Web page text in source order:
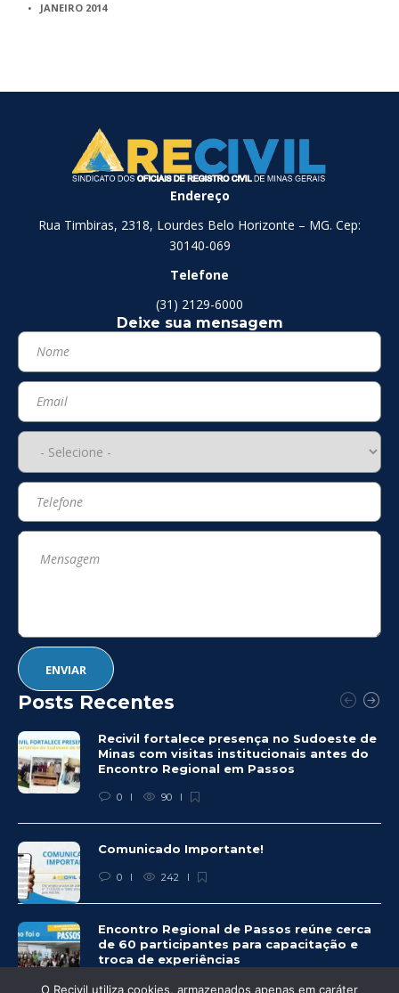
JANEIRO 2014
Endereço
Rua Timbiras, 2318, Lourdes Belo Horizonte – MG. Cep:
30140-069
Telefone
(31) 2129-6000
Deixe sua mensagem
Posts Recentes
Recivil fortalece presença no Sudoeste de
Minas com visitas institucionais antes do
Encontro Regional em Passos
0 90
Comunicado Importante!
0 242
Encontro Regional de Passos reúne cerca
de 60 participantes para capacitação e
troca de experiências
0 246
O Recivil utiliza cookies, armazenados apenas em caráter